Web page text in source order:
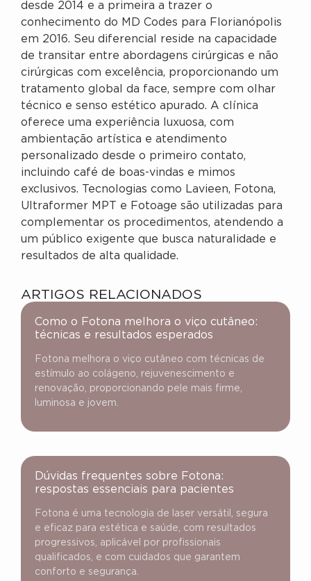
desde 2014 e a primeira a trazer o
conhecimento do MD Codes para Florianópolis
em 2016. Seu diferencial reside na capacidade
de transitar entre abordagens cirúrgicas e não
cirúrgicas com excelência, proporcionando um
tratamento global da face, sempre com olhar
técnico e senso estético apurado. A clínica
oferece uma experiência luxuosa, com
ambientação artística e atendimento
personalizado desde o primeiro contato,
incluindo café de boas-vindas e mimos
exclusivos. Tecnologias como Lavieen, Fotona,
Ultraformer MPT e Fotoage são utilizadas para
complementar os procedimentos, atendendo a
um público exigente que busca naturalidade e
resultados de alta qualidade.
ARTIGOS RELACIONADOS
Como o Fotona melhora o viço cutâneo:
técnicas e resultados esperados
Fotona melhora o viço cutâneo com técnicas de
estímulo ao colágeno, rejuvenescimento e
renovação, proporcionando pele mais firme,
luminosa e jovem.
Dúvidas frequentes sobre Fotona:
respostas essenciais para pacientes
Fotona é uma tecnologia de laser versátil, segura
e eficaz para estética e saúde, com resultados
progressivos, aplicável por profissionais
qualificados, e com cuidados que garantem
conforto e segurança.